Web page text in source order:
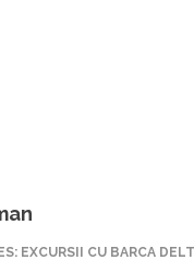
EXCURSII CU BARCA